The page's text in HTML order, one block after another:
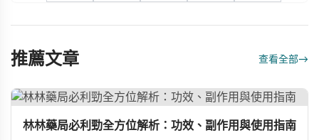
推薦文章 查看全部→
林林藥局必利勁全方位解析：功效、副作用與使用指南